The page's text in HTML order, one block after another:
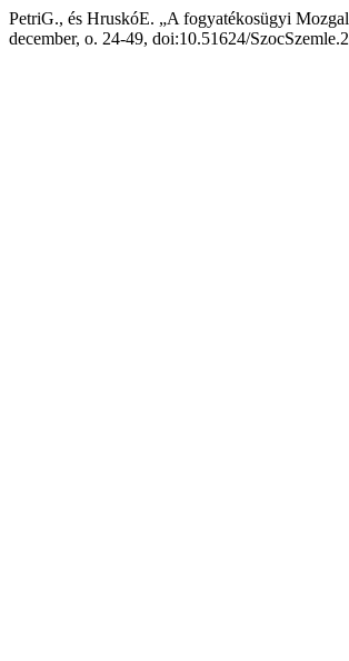
PetriG., és HruskóE. „A fogyatékosügyi
december, o. 24-49, doi:10.51624/